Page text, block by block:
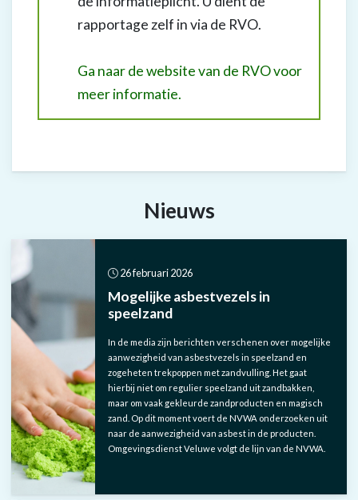
rapportage zelf in via de RVO.
Ga naar de website van de RVO voor
meer informatie.
Nieuws
Mogelijke asbestvezels in
speelzand
26 februari 2026
In de media zijn berichten verschenen over mogelijke
aanwezigheid van asbestvezels in speelzand en
zogeheten trekpoppen met zandvulling. Het gaat
hierbij niet om regulier speelzand uit zandbakken,
maar om vaak gekleurde zandproducten en magisch
zand. Op dit moment voert de NVWA onderzoeken uit
naar de aanwezigheid van asbest in de producten.
Omgevingsdienst Veluwe volgt de lijn van de NVWA.